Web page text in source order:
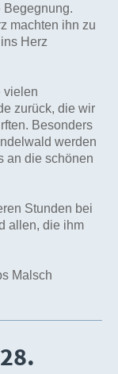
Begegnung.
machten ihn zu
Herz
vielen
zurück, die wir
Besonders
werden
an die schönen
Stunden bei
allen, die ihm
Malsch